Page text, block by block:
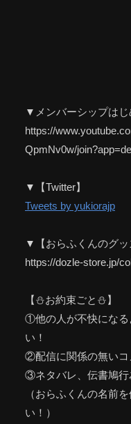
▼メンバーシップは
https://
QpmNv0w/
▼【Twitter】
Tweets by yukiorajp
▼【おらふくんのグッ
https://dozle-store.jp/
【⛄お約束ごと⛄】
①他の人が不快になる
い！
②配信に関係の無いコ
③ネタバレ、伝書鳩行
（おらふくんの名前
い！）